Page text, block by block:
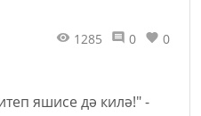
1285 0 0